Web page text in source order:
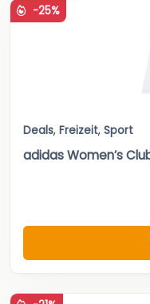
-25%
Deals, Freizeit, Sport
adidas Women’s